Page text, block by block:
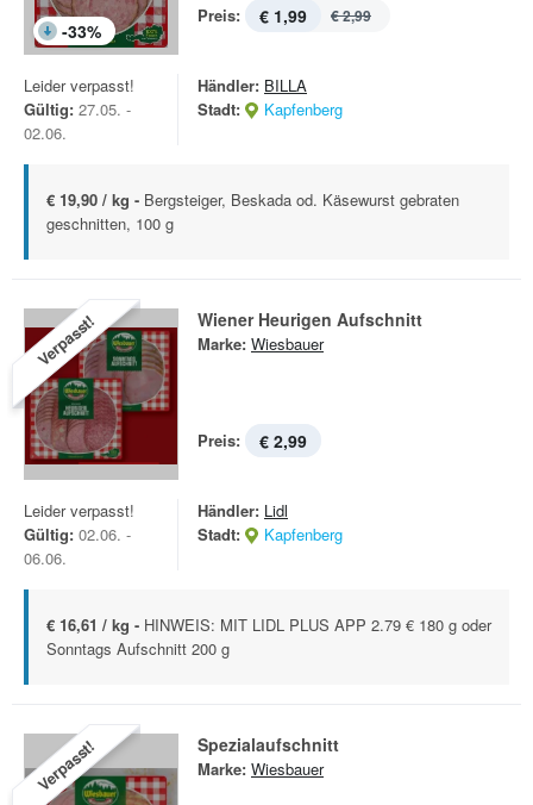
-33%
Preis: € 1,99 € 2,99
Leider verpasst!
Gültig: 27.05. -
02.06.
Händler: BILLA
Stadt:
Kapfenberg
€ 19,90 / kg - Bergsteiger, Beskada od. Käsewurst gebraten
geschnitten, 100 g
Verpasst! Wiener Heurigen Aufschnitt
Marke: Wiesbauer
Preis: € 2,99
Leider verpasst!
Gültig: 02.06. -
06.06.
Händler: Lidl
Stadt:
Kapfenberg
€ 16,61 / kg - HINWEIS: MIT LIDL PLUS APP 2.79 € 180 g oder
Sonntags Aufschnitt 200 g
Verpasst! Spezialaufschnitt
Marke: Wiesbauer